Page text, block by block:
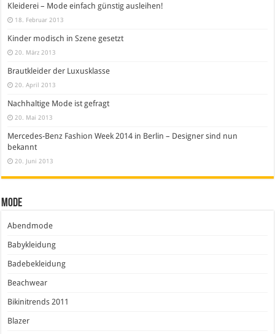
Kleiderei – Mode einfach günstig ausleihen!
18. Februar 2013
Kinder modisch in Szene gesetzt
20. März 2013
Brautkleider der Luxusklasse
20. April 2013
Nachhaltige Mode ist gefragt
20. Mai 2013
Mercedes-Benz Fashion Week 2014 in Berlin – Designer sind nun
bekannt
20. Juni 2013
Mode
Abendmode
Babykleidung
Badebekleidung
Beachwear
Bikinitrends 2011
Blazer